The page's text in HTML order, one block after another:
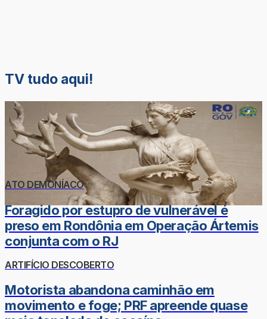
TV tudo aqui!
ATO DEMONÍACO
Foragido por estupro de vulnerável é
preso em Rondônia em Operação Ártemis
conjunta com o RJ
ARTIFÍCIO DESCOBERTO
Motorista abandona caminhão em
movimento e foge; PRF apreende quase